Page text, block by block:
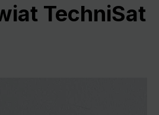
TechniSat